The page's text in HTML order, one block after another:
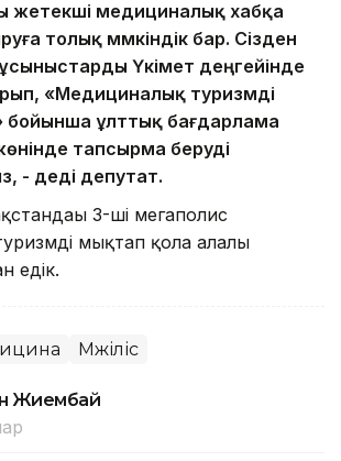
жетекші медициналық хабқа
толық мүмкіндік бар. Сізден
Үкімет деңгейінде
«Медициналық туризмді
бойынша ұлттық бағдарлама
тапсырма беруді
- деді депутат.
3-ші мегаполис
мықтап қолға алғалы
едік.
Мәжіліс
Жиембай